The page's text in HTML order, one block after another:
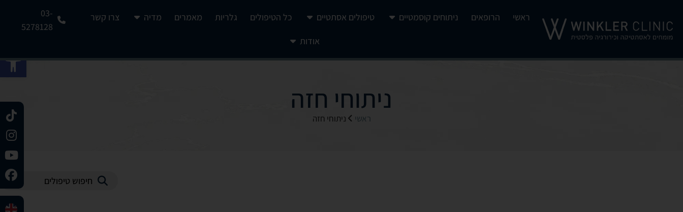
ראשי הרופאים ניתוחים קוסמטיים טיפולים אסתטיים כל הטיפולים גלריות מאמרים מדיה צרו קשר
אודות
03-
5278128
ניתוחי חזה
ראשי ניתוחי חזה